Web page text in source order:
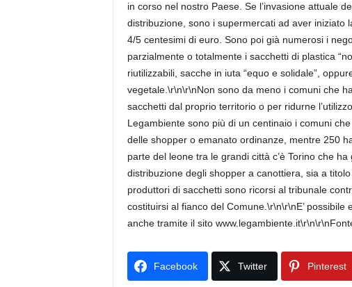
in corso nel nostro Paese. Se l’invasione attuale
distribuzione, sono i supermercati ad aver iniziato
4/5 centesimi di euro. Sono poi già numerosi i
parzialmente o totalmente i sacchetti di plastica
riutilizzabili, sacche in iuta “equo e solidale”,
vegetale.\r\n\r\nNon sono da meno i comuni che
sacchetti dal proprio territorio o per ridurne
Legambiente sono più di un centinaio i comuni
delle shopper o emanato ordinanze, mentre 250
parte del leone tra le grandi città c’è Torino che
distribuzione degli shopper a canottiera, sia a
produttori di sacchetti sono ricorsi al tribunale
costituirsi al fianco del Comune.\r\n\r\nE’
anche tramite il sito
Facebook Twitter Pinterest